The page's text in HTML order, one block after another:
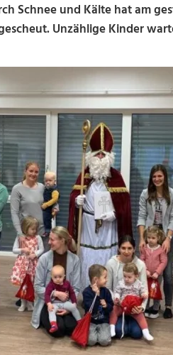
Schnee und Kälte hat am
Unzählige Kinder